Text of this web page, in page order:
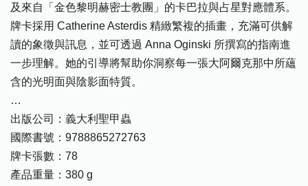
及來自「金色黎明赫密士教團」的卡巴拉與占星對應體系。
牌卡採用 Catherine Asterdis 精緻繁複的插畫，充滿可供解
讀的象徵與訊息，並可透過 Anna Oginski 所撰寫的指南進
一步理解。她的引導將幫助你洞察每一張大阿爾克那中所蘊
含的光明面與陰影面特質。
…
出版公司：義大利聖甲蟲
國際書號：9788865272763
牌卡張數：78
產品重量：380 g